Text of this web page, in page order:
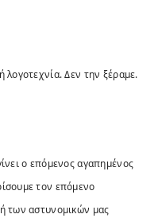
Δεν την ξέραμε.
ο επόμενος αγαπημένος
τον επόμενο
των αστυνομικών μας